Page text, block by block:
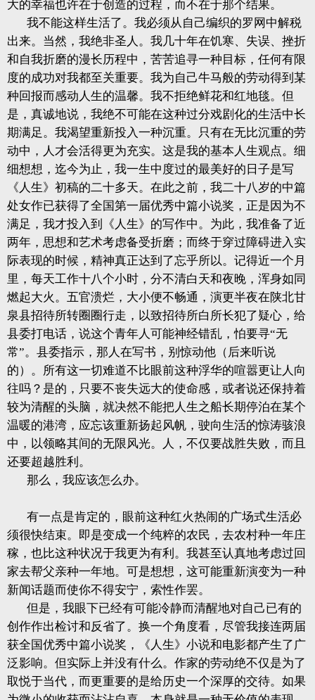
大的幸福也许在于创造的过程，而不在于那个结果。
我不能这样生活了。我必须从自己编织的罗网中解税
出来。当然，我绝非圣人。我几十年在饥寒、失误、挫折
和自我折磨的漫长历程中，苦苦追寻一种目标，任何有限
度的成功对我都至关重要。我为自己牛马般的劳动得到某
种回报而感动人生的温馨。我不拒绝鲜花和红地毯。但
是，真诚地说，我绝不可能在这种过分戏剧化的生活中长
期满足。我渴望重新投入一种沉重。只有在无比沉重的劳
动中，人才会活得更为充实。这是我的基本人生观点。细
细想想，迄今为止，我一生中度过的最美好的日子是写
《人生》初稿的二十多天。在此之前，我二十八岁的中篇
处女作已获得了全国第一届优秀中篇小说奖，正是因为不
满足，我才投入到《人生》的写作中。为此，我准备了近
两年，思想和艺术考虑备受折磨；而终于穿过障碍进入实
际表现的时候，精神真正达到了忘乎所以。记得近一个月
里，每天工作十八个小时，分不清白天和夜晚，浑身如同
燃起大火。五官溃烂，大小便不畅通，演更半夜在陕北甘
泉县招待所转圈圈行走，以致招待所白所长犯了疑心，给
县委打电话，说这个青年人可能神经错乱，怕要寻“无
常”。县委指示，那人在写书，别惊动他（后来听说
的）。所有这一切难道不比眼前这种浮华的喧嚣更让人向
往吗？是的，只要不丧失远大的使命感，或者说还保持着
较为清醒的头脑，就决然不能把人生之船长期停泊在某个
温暖的港湾，应忘该重新扬起风帆，驶向生活的惊涛骇浪
中，以领略其间的无限风光。人，不仅要战胜失败，而且
还要超越胜利。
那么，我应该怎么办。
有一点是肯定的，眼前这种红火热闹的广场式生活必
须很快结束。即是变成一个纯粹的农民，去农村种一年庄
稼，也比这种状况于我更为有利。我甚至认真地考虑过回
家去帮父亲种一年地。可是想想，这可能重新演变为一种
新闻话题而使你不得安宁，索性作罢。
但是，我眼下已经有可能冷静而清醒地对自己已有的
创作作出检讨和反省了。换一个角度看，尽管我接连两届
获全国优秀中篇小说奖，《人生》小说和电影都产生了广
泛影响。但实际上并没有什么。作家的劳动绝不仅是为了
取悦于当代，而更重要的是给历史一个深厚的交待。如果